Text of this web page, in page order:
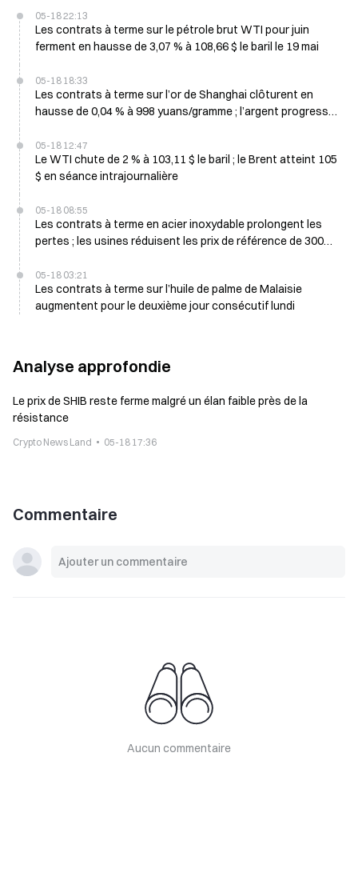
05-18 22:13
Les contrats à terme sur le pétrole brut WTI pour juin
ferment en hausse de 3,07 % à 108,66 $ le baril le 19 mai
05-18 18:33
Les contrats à terme sur l’or de Shanghai clôturent en
hausse de 0,04 % à 998 yuans/gramme ; l’argent progresse
nuit
05-18 12:47
Le WTI chute de 2 % à 103,11 $ le baril ; le Brent atteint 105
$ en séance intrajournalière
05-18 08:55
Les contrats à terme en acier inoxydable prolongent les
pertes ; les usines réduisent les prix de référence de 300
05-18 03:21
Les contrats à terme sur l’huile de palme de Malaisie
augmentent pour le deuxième jour consécutif lundi
Analyse approfondie
Le prix de SHIB reste ferme malgré un élan faible près de la
résistance
Crypto News Land 05-18 17:36
Commentaire
Aucun commentaire